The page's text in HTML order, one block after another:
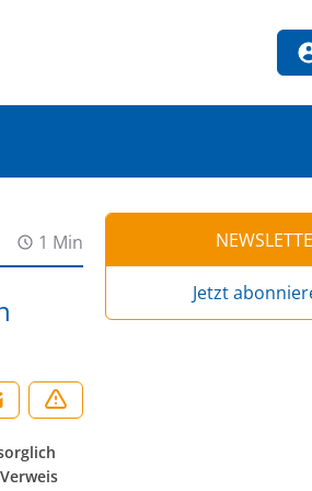
1 Min
Jetzt